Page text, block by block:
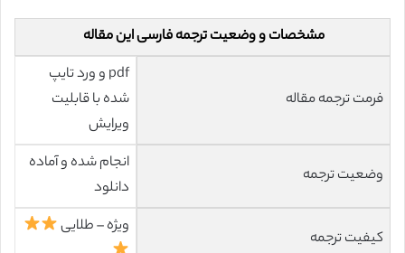
مشخصات و وضعیت ترجمه فارسی این مقاله
فرمت ترجمه مقاله
pdf و ورد تایپ
شده با قابلیت
ویرایش
وضعیت ترجمه
انجام شده و آماده
دانلود
کیفیت ترجمه
ویژه – طلایی